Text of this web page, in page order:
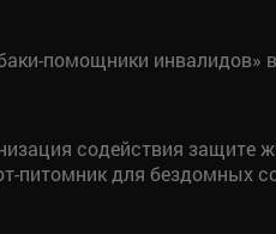
помощники
содействия защите
питомник для бездомных